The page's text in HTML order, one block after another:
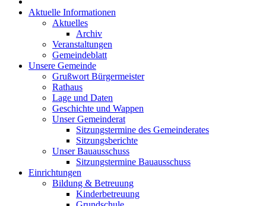
Aktuelle Informationen
Aktuelles
Archiv
Veranstaltungen
Gemeindeblatt
Unsere Gemeinde
Grußwort Bürgermeister
Rathaus
Lage und Daten
Geschichte und Wappen
Unser Gemeinderat
Sitzungstermine des Gemeinderates
Sitzungsberichte
Unser Bauausschuss
Sitzungstermine Bauausschuss
Einrichtungen
Bildung & Betreuung
Kinderbetreuung